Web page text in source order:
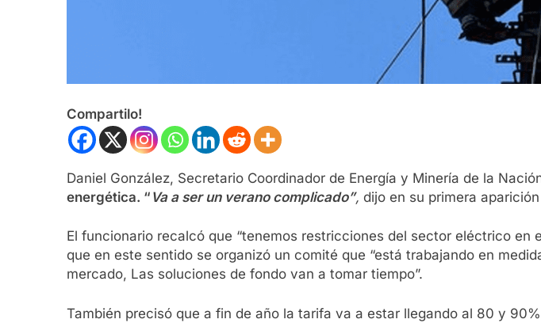
Compartilo!
Daniel González, Secretario Coordinador de Energía y Minería de la
energética. “ Va a ser un verano complicado”, dijo en su primera
El funcionario recalcó que “tenemos restricciones del sector eléctrico
que en este sentido se organizó un comité que “está trabajando en
mercado, Las soluciones de fondo van a tomar tiempo”.
También precisó que a fin de año la tarifa va a estar llegando al 80 y